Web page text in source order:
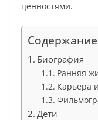
ценностями.
Содержание
Биография
Ранняя
Карьера
Дети